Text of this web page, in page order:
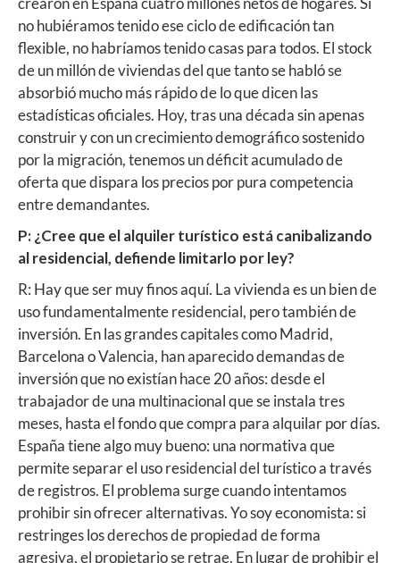
no hubiéramos tenido ese ciclo de edificación tan
flexible, no habríamos tenido casas para todos. El stock
de un millón de viviendas del que tanto se habló se
absorbió mucho más rápido de lo que dicen las
estadísticas oficiales. Hoy, tras una década sin apenas
construir y con un crecimiento demográfico sostenido
por la migración, tenemos un déficit acumulado de
oferta que dispara los precios por pura competencia
entre demandantes.
P: ¿Cree que el alquiler turístico está canibalizando
al residencial, defiende limitarlo por ley?
R: Hay que ser muy finos aquí. La vivienda es un bien de
uso fundamentalmente residencial, pero también de
inversión. En las grandes capitales como Madrid,
Barcelona o Valencia, han aparecido demandas de
inversión que no existían hace 20 años: desde el
trabajador de una multinacional que se instala tres
meses, hasta el fondo que compra para alquilar por días.
España tiene algo muy bueno: una normativa que
permite separar el uso residencial del turístico a través
de registros. El problema surge cuando intentamos
prohibir sin ofrecer alternativas. Yo soy economista: si
restringes los derechos de propiedad de forma
agresiva, el propietario se retrae. En lugar de prohibir el